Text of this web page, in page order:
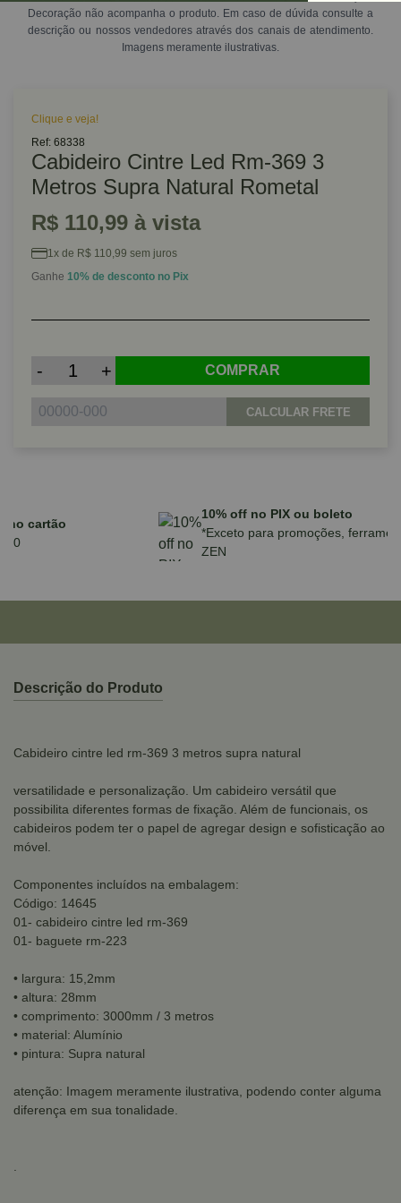
Decoração não acompanha o produto. Em caso de dúvida consulte a
descrição ou nossos vendedores através dos canais de atendimento.
Imagens meramente ilustrativas.
Clique e veja!
Ref: 68338
Cabideiro Cintre Led Rm-369 3
Metros Supra Natural Rometal
R$ 110,99 à vista
1x de R$ 110,99 sem juros
Ganhe 10% de desconto no Pix
- + COMPRAR
CALCULAR FRETE
Parcele em até 10x sem juros no cartão
para compras acima de R$590,00
Descrição do Produto
Cabideiro cintre led rm-369 3 metros supra natural
versatilidade e personalização. Um cabideiro versátil que
possibilita diferentes formas de fixação. Além de funcionais, os
cabideiros podem ter o papel de agregar design e sofisticação ao
móvel.
Componentes incluídos na embalagem:
Código: 14645
01- cabideiro cintre led rm-369
01- baguete rm-223
• largura: 15,2mm
• altura: 28mm
• comprimento: 3000mm / 3 metros
• material: Alumínio
• pintura: Supra natural
atenção: Imagem meramente ilustrativa, podendo conter alguma
diferença em sua tonalidade.